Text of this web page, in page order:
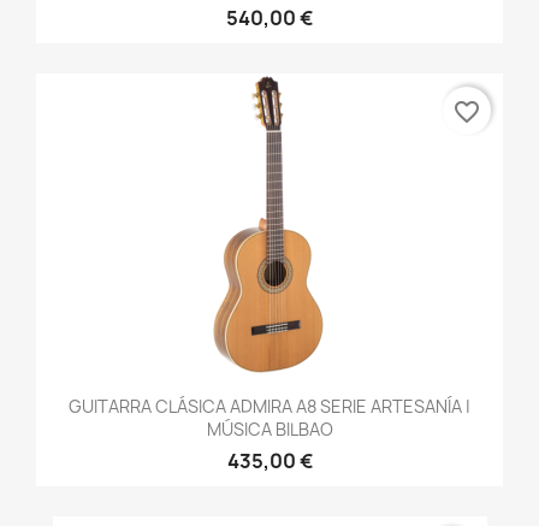
540,00 €
GUITARRA CLÁSICA ADMIRA A8 SERIE ARTESANÍA |
MÚSICA BILBAO
435,00 €
favorite_border